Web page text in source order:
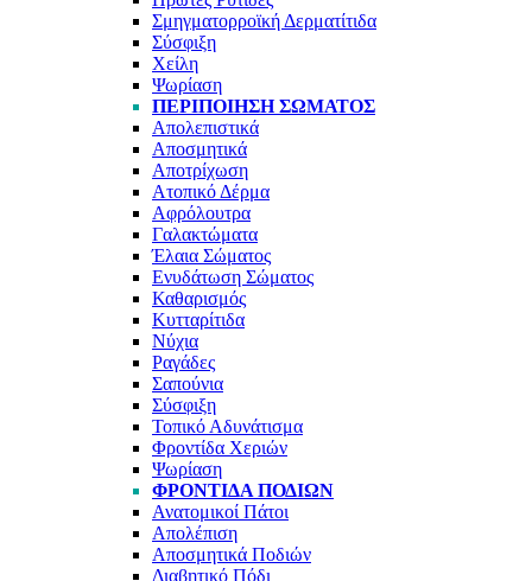
Σμηγματορροϊκή Δερματίτιδα
Σύσφιξη
Χείλη
Ψωρίαση
ΠΕΡΙΠΟΊΗΣΗ ΣΏΜΑΤΟΣ
Απολεπιστικά
Αποσμητικά
Αποτρίχωση
Ατοπικό Δέρμα
Αφρόλουτρα
Γαλακτώματα
Έλαια Σώματος
Ενυδάτωση Σώματος
Καθαρισμός
Κυτταρίτιδα
Νύχια
Ραγάδες
Σαπούνια
Σύσφιξη
Τοπικό Αδυνάτισμα
Φροντίδα Χεριών
Ψωρίαση
ΦΡΟΝΤΊΔΑ ΠΟΔΙΏΝ
Ανατομικοί Πάτοι
Απολέπιση
Αποσμητικά Ποδιών
Διαβητικό Πόδι